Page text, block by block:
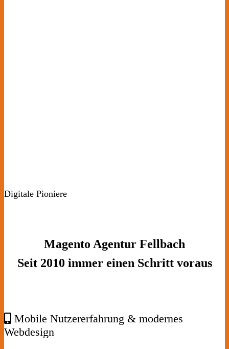
Digitale Pioniere
Magento Agentur Fellbach
Seit 2010 immer einen Schritt voraus
Mobile Nutzererfahrung & modernes
Webdesign